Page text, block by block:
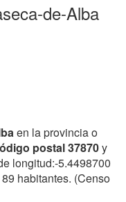
de-Alba
en la provincia o
postal 37870y
longitud:-5.4498700
habitantes. (Censo